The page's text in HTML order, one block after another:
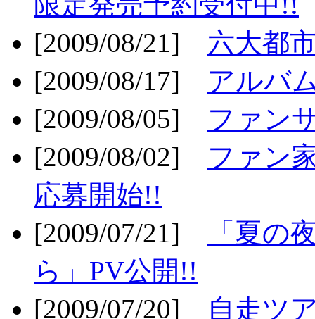
[2009/08/21] 六大都
[2009/08/17] アルバ
[2009/08/05] ファン
[2009/08/02] ファン
応募開始!!
[2009/07/21]
「夏の
ら」PV公開!!
[2009/07/20]
自走ツ